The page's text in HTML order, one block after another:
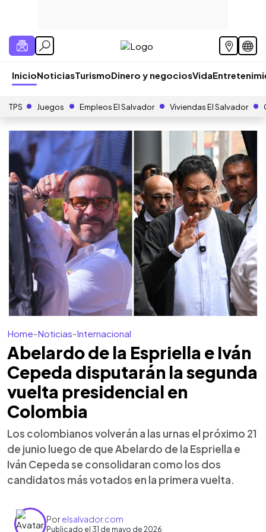
InicioNoticiasTurismoDinero y negociosVida
TPS Juegos Empleos El Salvador Viviendas El Salvador
Home-Noticias-Internacional
Abelardo de la Espriella e Iván
Cepeda disputarán la segunda
vuelta presidencial en
Colombia
Los colombianos volverán a las urnas el próximo 21
de junio luego de que Abelardo de la Espriella e
Iván Cepeda se consolidaran como los dos
candidatos más votados en la primera vuelta.
Porelsalvador.com
Publicado el 31 de mayo de 2026